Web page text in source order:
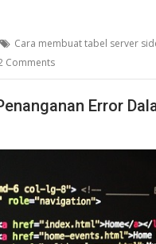
Cara membuat tabel server
Comments
Error